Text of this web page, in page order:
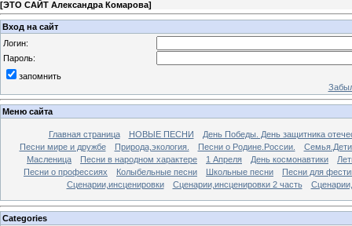
[ЭТО САЙТ Александра Комарова]
Вход на сайт
Логин:
Пароль:
запомнить
Меню сайта
Главная страница НОВЫЕ ПЕСНИ
День Победы. День защитника
Песни мире и дружбе
Природа,экология. Песни о Родине.России.
Масленица
Песни в народном характере 1 Апреля День космонавтики
Песни о профессиях
Колыбельные песни Школьные песни
Песни для
Сценарии,инсценировки
Сценарии,инсценировки 2 часть
Categories